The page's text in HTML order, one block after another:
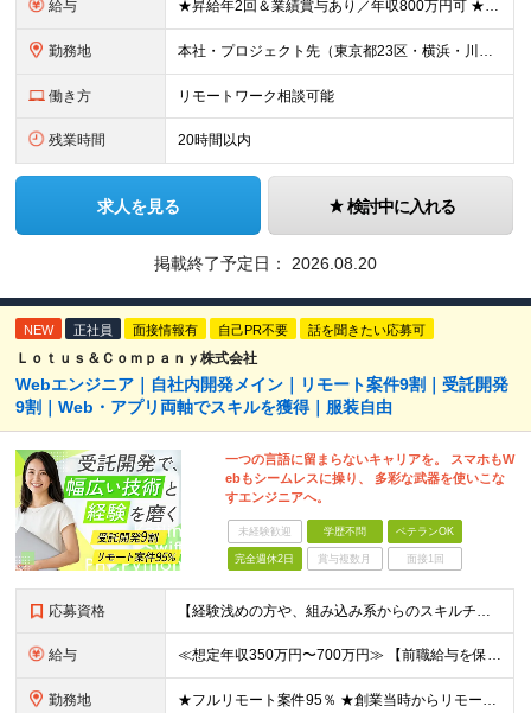
給与 ★昇給年2回＆業績賞与あり／年収800万円可 ★前職給与を考慮 ★ストックオプション付与あり（IPO間近） ★昇給制度あり ┗入社6カ月後に3％以上の昇給があります。その後、業績に合わせて適宜、昇給し
勤務地 本社・プロジェクト先（東京都23区・横浜・川崎・千葉・埼玉が中心）いずれかでの勤務となります（常駐は全体の1割程度！） 《本社》東京都港区虎ノ門3-5-1 虎ノ門37森ビル12F ※(変更の範囲)
働き方 リモートワーク相談可能
残業時間 20時間以内
求人を見る 検討中に入れる
掲載終了予定日： 2026.08.20
NEW 正社員 面接情報有 自己PR不要 話を聞きたい応募可
Ｌｏｔｕｓ＆Ｃｏｍｐａｎｙ株式会社
Webエンジニア｜自社内開発メイン｜リモート案件9割｜受託開発
9割｜Web・アプリ両軸でスキルを獲得｜服装自由
一つの言語に留まらないキャリアを。 スマホもW
ebもシームレスに操り、 多彩な武器を使いこな
すエンジニアへ。
未経験歓迎 学歴不問 ベテランOK
完全週休2日 賞与複数月 面接1回
応募資格 【経験浅めの方や、組み込み系からのスキルチェンジ大歓迎！】 ■何かしらの開発経験をお持ちの方（言語不問） └テスター・ローコード開発のみや、 C言語での組み込み開発経験でも大歓迎です！ ■本社
給与 ≪想定年収350万円〜700万円≫ 【前職給与を保証・考慮】 ご経験やスキルに応じて優遇いたします！ ★経験が浅い方も前職の給与水準をしっかり考慮。面接にてご相談の上、納得のいく条件でスタートできま
勤務地 ★フルリモート案件95％ ★創業当時からリモートワークに注力 勤務は自宅または中目黒オフィスが中心となります。 案件の約9割は受託開発ですが、 一部案件では首都圏のクライアント先で勤務いただく場合が